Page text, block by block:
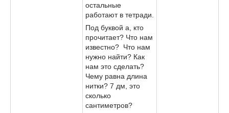
остальные
работают в тетради.
Под буквой а, кто
прочитает? Что нам
известно? Что нам
нужно найти? Как
нам это сделать?
Чему равна длина
нитки? 7 дм, это
сколько
сантиметров?